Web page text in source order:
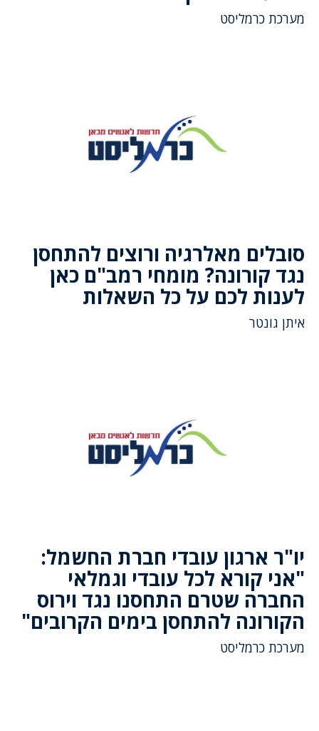
מערכת כרמליסט
סובלים מאלרגיה ורוצים להתחסן
נגד קורונה? מומחי רמב"ם כאן
לענות לכם על כל השאלות
איתן גונטר
יו"ר ארגון עובדי חברת החשמל:
"אני קורא לכל עובדי וגמלאי
החברה שטרם התחסנו נגד וירוס
הקורונה להתחסן בימים הקרובים"
מערכת כרמליסט